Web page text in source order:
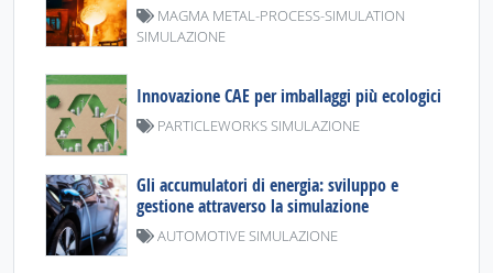
MAGMA METAL-PROCESS-SIMULATION
SIMULAZIONE
Innovazione CAE per imballaggi più ecologici
PARTICLEWORKS SIMULAZIONE
Gli accumulatori di energia: sviluppo e
gestione attraverso la simulazione
AUTOMOTIVE SIMULAZIONE